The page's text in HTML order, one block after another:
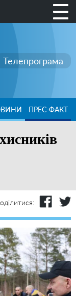
Телепрограма
ПРЕС-ФАКТ